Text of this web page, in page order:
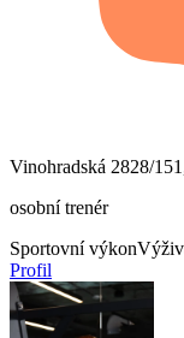
Vinohradská 2828/
osobní trenér
Sportovní výkon
Profil